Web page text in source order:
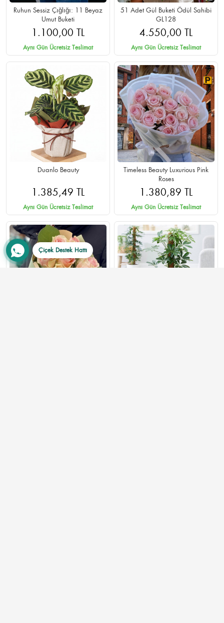
Ruhun Sessiz Çığlığı: 11 Beyaz
Umut Buketi
1.100,00 TL
Aynı Gün Ücretsiz Teslimat
51 Adet Gül Buketi Ödül Sahibi
GL128
4.550,00 TL
Aynı Gün Ücretsiz Teslimat
Duanlo Beauty
1.385,49 TL
Aynı Gün Ücretsiz Teslimat
Timeless Beauty Luxurious Pink
Roses
1.380,89 TL
Aynı Gün Ücretsiz Teslimat
Çiçek Destek Hattı